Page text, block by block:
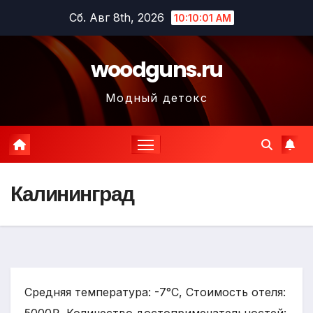
содержимому
Сб. Авг 8th, 2026 10:10:02 AM
woodguns.ru
Модный детокс
Калининград
Средняя температура: -7°C, Стоимость отеля: